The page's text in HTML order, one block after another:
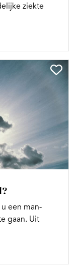
ziekte
een man-
gaan. Uit